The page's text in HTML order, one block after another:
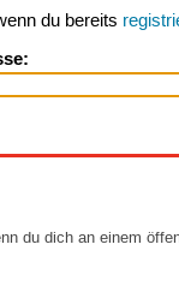
du bereits
du dich an einem